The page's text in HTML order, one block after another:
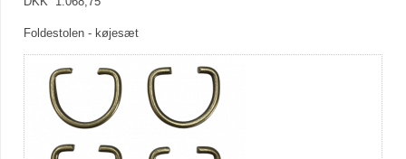
Foldestolen - køjesæt